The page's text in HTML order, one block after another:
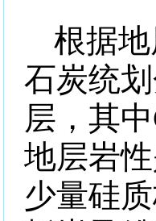
根据
石炭统
层，其中
地层岩
少量硅